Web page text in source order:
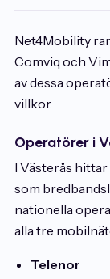
Net4Mobility
Comviq och
av dessa
villkor.
Operatörer i
I Västerås
som
nationella
alla tre
Telenor